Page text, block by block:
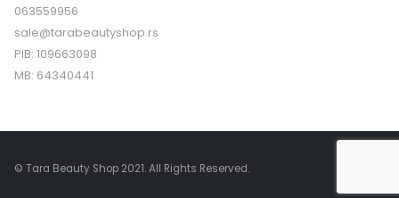
063559956
sale@tarabeautyshop.rs
PIB: 109663098
MB: 64340441
© Tara Beauty Shop 2021. All Rights Reserved.